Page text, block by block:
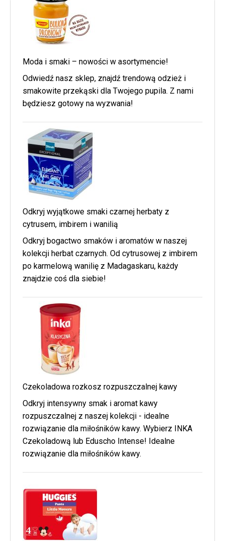
Moda i smaki – nowości w asortymencie!
Odwiedź nasz sklep, znajdź trendową odzież i
smakowite przekąski dla Twojego pupila. Z nami
będziesz gotowy na wyzwania!
Odkryj wyjątkowe smaki czarnej herbaty z
cytrusem, imbirem i wanilią
Odkryj bogactwo smaków i aromatów w naszej
kolekcji herbat czarnych. Od cytrusowej z imbirem
po karmelową wanilię z Madagaskaru, każdy
znajdzie coś dla siebie!
Czekoladowa rozkosz rozpuszczalnej kawy
Odkryj intensywny smak i aromat kawy
rozpuszczalnej z naszej kolekcji - idealne
rozwiązanie dla miłośników kawy. Wybierz INKA
Czekoladową lub Eduscho Intense! Idealne
rozwiązanie dla miłośników kawy.